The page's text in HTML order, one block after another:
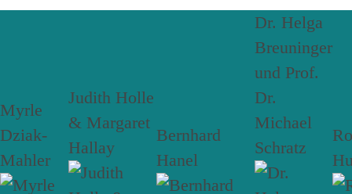
Myrle
Dziak-
Mahler
Judith Holle
& Margaret
Hallay
Bernhard
Hanel
Dr. Helga
Breuninger
und Prof.
Dr.
Michael
Schratz